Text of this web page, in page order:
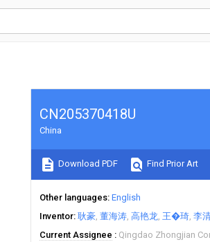
CN205370418U
China
Download PDF Find Prior Art
Other languages English
Inventor 耿豪 董海涛 高艳龙 王�琦 李
Current Assignee
Qingdao Zhongjian